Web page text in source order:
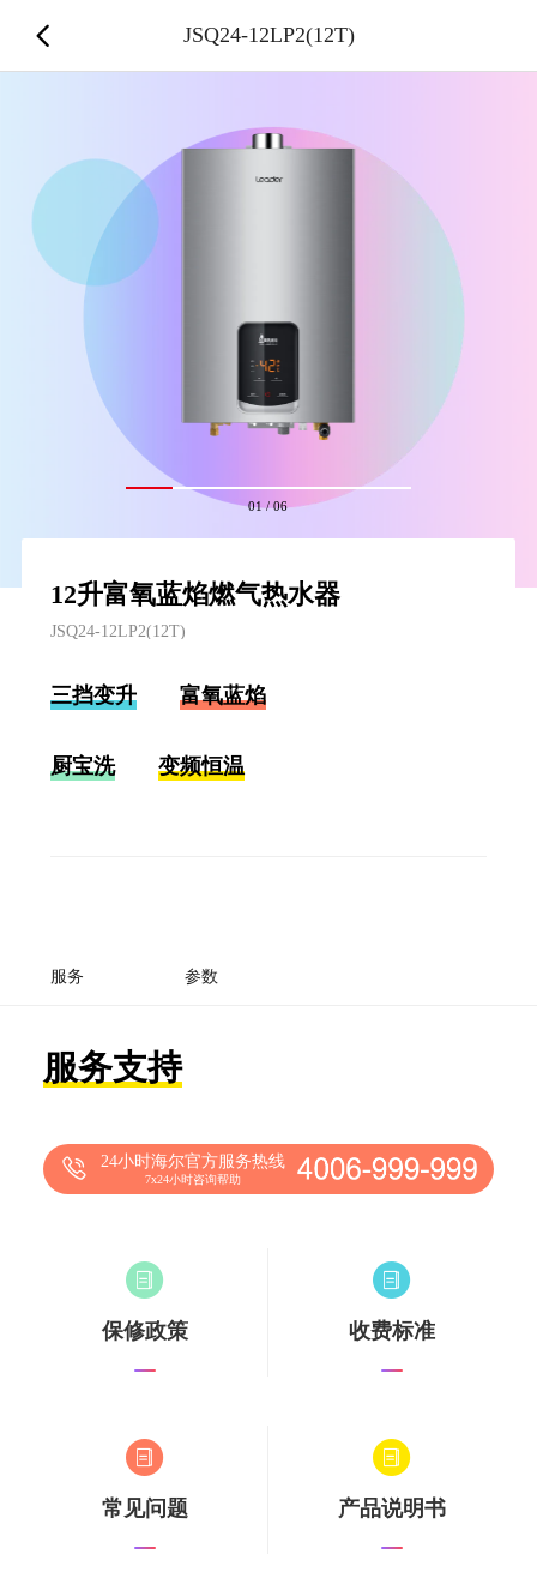
01/06
12升富氧蓝焰燃气热水器
JSQ24-12LP2(12T)
三挡变升 富氧蓝焰
厨宝洗 变频恒温
服务 参数
服务支持
24小时海尔官方服务热线
7x24小时咨询帮助
保修政策 收费标准
常见问题 产品说明书
JSQ24-12LP2(12T)